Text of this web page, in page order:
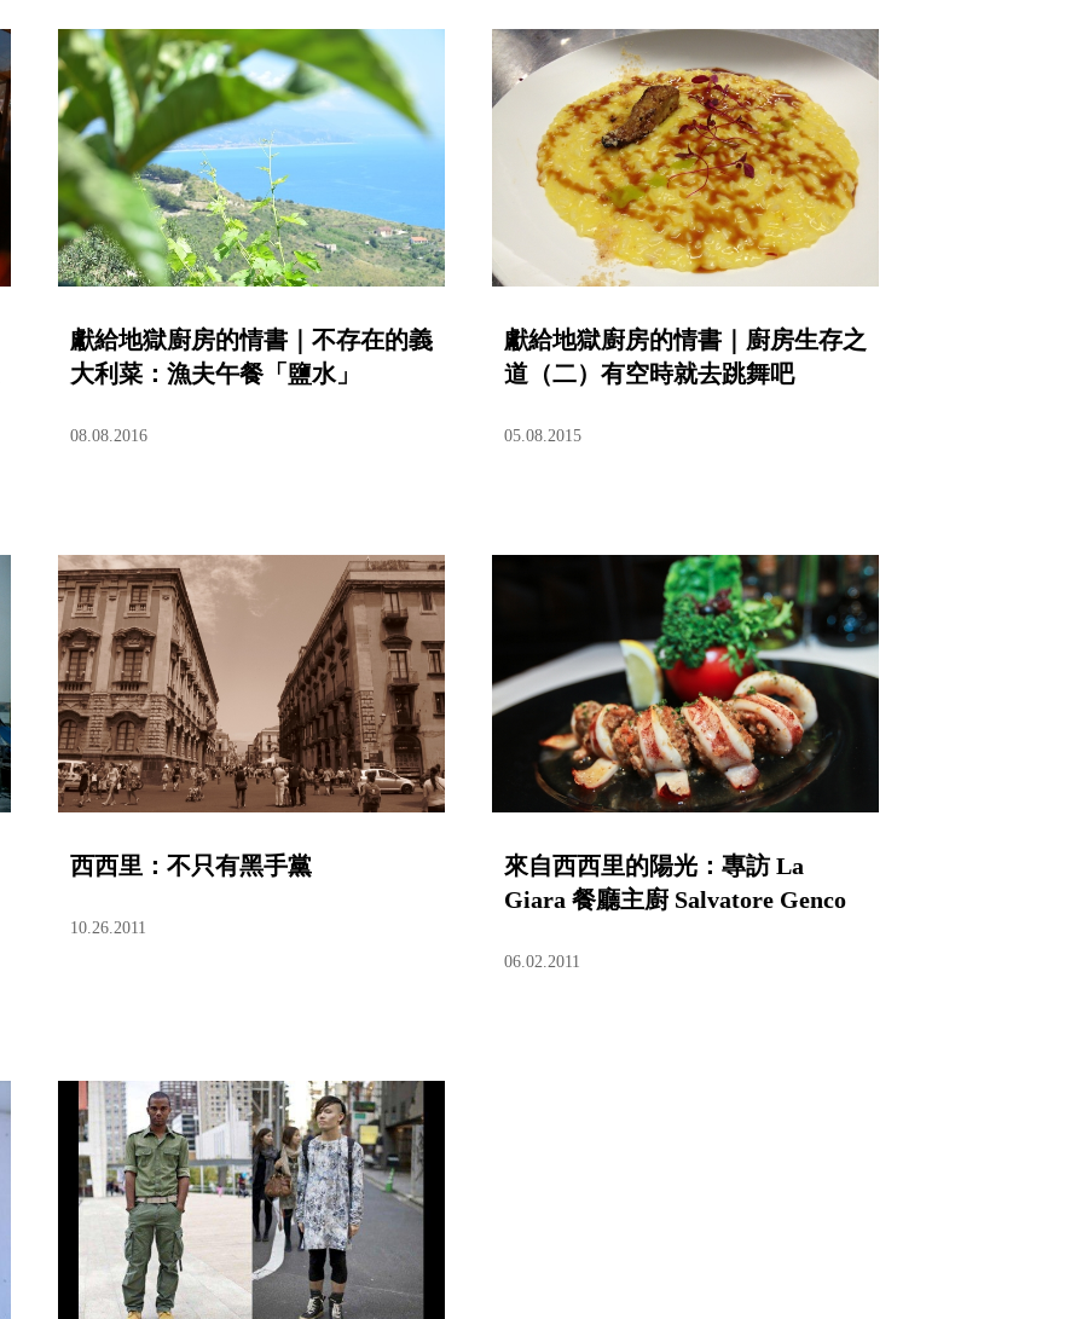
獻給地獄廚房的情書｜不存在的義
大利菜：漁夫午餐「鹽水」
08.08.2016
獻給地獄廚房的情書｜廚房生存之
道（二）有空時就去跳舞吧
05.08.2015
西西里：不只有黑手黨
10.26.2011
來自西西里的陽光：專訪 La
Giara 餐廳主廚 Salvatore Genco
06.02.2011